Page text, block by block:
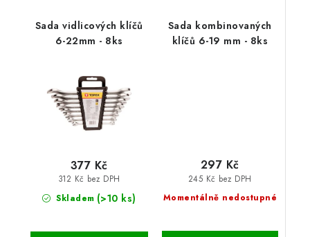
Sada vidlicových klíčů
6-22mm - 8ks
Skladem (>10 ks)
312 Kč bez DPH
377 Kč
Sada kombinovaných
klíčů 6-19 mm - 8ks
Momentálně nedostupné
245 Kč bez DPH
297 Kč